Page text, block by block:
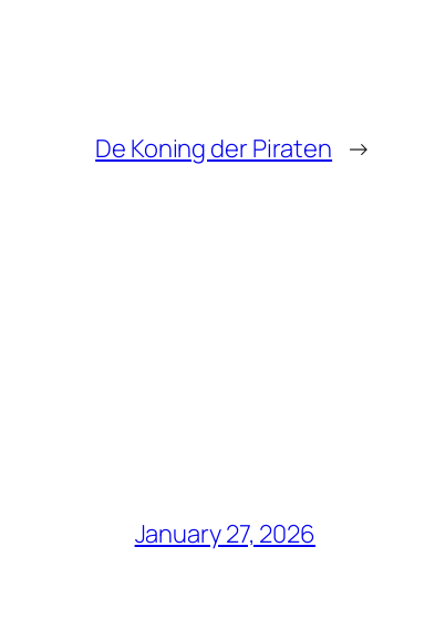
De Koning der Piraten →
January 27, 2026